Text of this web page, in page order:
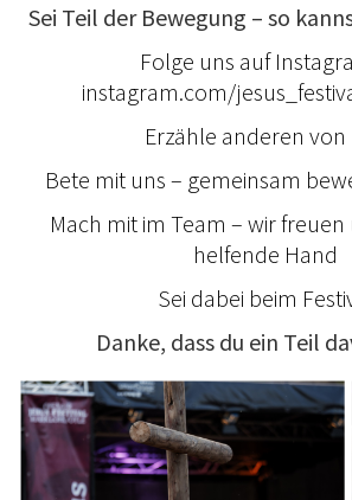
Sei Teil der Bewegung – so
Folge uns auf
instagram.com/
Erzähle anderen von
Bete mit uns – gemeinsam
Mach mit im Team – wir
helfende Hand
Sei dabei beim
Danke, dass du ein Teil